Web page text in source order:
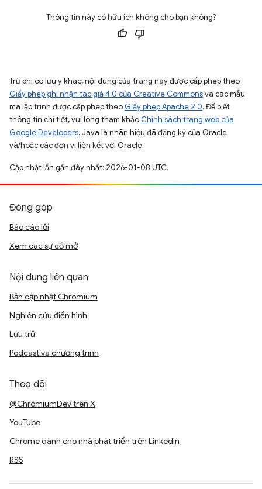
Thông tin này có hữu ích không cho bạn không?
Trừ phi có lưu ý khác, nội dung của trang này được cấp phép theo
Giấy phép ghi nhận tác giả 4.0 của Creative Commonsvà các mẫu
mã lập trình được cấp phép theo Giấy phép Apache 2.0. Để biết
thông tin chi tiết, vui lòng tham khảo Chính sách trang web của
Google Developers. Java là nhãn hiệu đã đăng ký của Oracle
và/hoặc các đơn vị liên kết với Oracle.
Cập nhật lần gần đây nhất: 2026-01-08 UTC.
Đóng góp
Báo cáo lỗi
Xem các sự cố mở
Nội dung liên quan
Bản cập nhật Chromium
Nghiên cứu điển hình
Lưu trữ
Podcast và chương trình
Theo dõi
@ChromiumDev trên X
YouTube
Chrome dành cho nhà phát triển trên LinkedIn
RSS